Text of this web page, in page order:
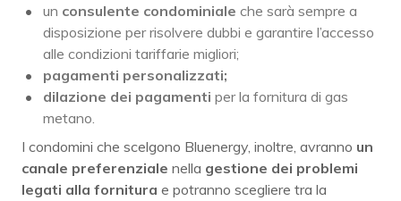
un consulente condominiale che sarà sempre a
disposizione per risolvere dubbi e garantire l’accesso
alle condizioni tariffarie migliori;
pagamenti personalizzati;
dilazione dei pagamenti per la fornitura di gas
metano.
I condomini che scelgono Bluenergy, inoltre, avranno un
canale preferenziale nella gestione dei problemi
legati alla fornitura e potranno scegliere tra la